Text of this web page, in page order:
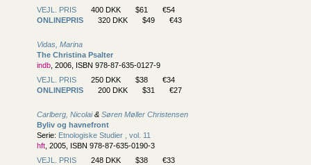
VEJL. PRIS 400 DKK $61
€54
ONLINEPRIS
320 DKK $49 €43
Vidas, Marina
The Christina Psalter
indb , 2006, ISBN 978-87-635-0127-9
VEJL. PRIS
250 DKK $38
€34
ONLINEPRIS
200 DKK $31 €27
Carlberg, Nicolai& Søren Møller Christensen
Byliv og havnefront
Serie: Etnologiske Studier , vol. 11
hft , 2005, ISBN 978-87-635-0190-3
VEJL. PRIS
248 DKK $38
€33